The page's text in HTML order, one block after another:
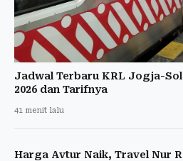
Jadwal Terbaru KRL Jogja-
2026 dan Tarifnya
41 menit lalu
Harga Avtur Naik, Travel Nur